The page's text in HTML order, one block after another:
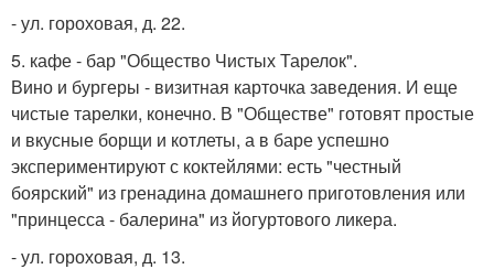
- ул. гороховая, д. 22.
5. кафе - бар "Общество Чистых Тарелок".
Вино и бургеры - визитная карточка заведения. И еще
чистые тарелки, конечно. В "Обществе" готовят простые
и вкусные борщи и котлеты, а в баре успешно
экспериментируют с коктейлями: есть "честный
боярский" из гренадина домашнего приготовления или
"принцесса - балерина" из йогуртового ликера.
- ул. гороховая, д. 13.